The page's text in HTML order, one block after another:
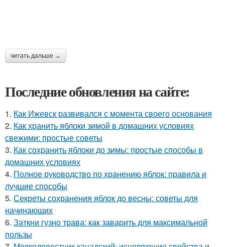
читать дальше →
Последние обновления на сайте:
1. Как Ижевск развивался с момента своего основания
2. Как хранить яблоки зимой в домашних условиях
свежими: простые советы
3. Как сохранить яблоки до зимы: простые способы в
домашних условиях
4. Полное руководство по хранению яблок: правила и
лучшие способы
5. Секреты сохранения яблок до весны: советы для
начинающих
6. Заткни гузно трава: как заварить для максимальной
пользы